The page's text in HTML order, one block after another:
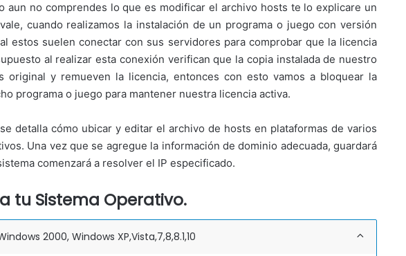
aun no comprendes lo que es modificar el archivo hosts te lo explicare un
cuando realizamos la instalación de un programa o juego con versión
estos suelen conectar con sus servidores para comprobar que la licencia
al realizar esta conexión verifican que la copia instalada de nuestro
original y remueven la licencia, entonces con esto vamos a bloquear la
programa o juego para mantener nuestra licencia activa.
detalla cómo ubicar y editar el archivo de hosts en plataformas de varios
Una vez que se agregue la información de dominio adecuada, guardará
comenzará a resolver el IP especificado.
tu Sistema Operativo.
2000, Windows XP,Vista,7,8,8.1,10